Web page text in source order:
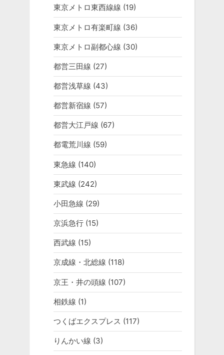
東京メトロ東西線線 (19)
東京メトロ有楽町線 (36)
東京メトロ副都心線 (30)
都営三田線 (27)
都営浅草線 (43)
都営新宿線 (57)
都営大江戸線 (67)
都電荒川線 (59)
東急線 (140)
東武線 (242)
小田急線 (29)
京浜急行(15)
西武線 (15)
京成線・北総線 (118)
京王・井の頭線 (107)
相鉄線 (1)
つくばエクスプレス (117)
りんかい線 (3)